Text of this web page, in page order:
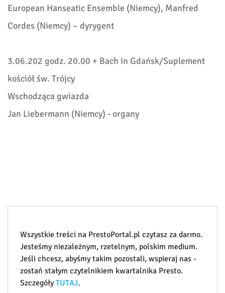
European Hanseatic Ensemble (Niemcy), Manfred
Cordes (Niemcy) – dyrygent
3.06.202 godz. 20.00 + Bach in Gdańsk/Suplement
kościół św. Trójcy
Wschodząca gwiazda
Jan Liebermann (Niemcy) - organy
Wszystkie treści na PrestoPortal.pl czytasz za darmo.
Jesteśmy niezależnym, rzetelnym, polskim medium.
Jeśli chcesz, abyśmy takim pozostali, wspieraj nas -
zostań stałym czytelnikiem kwartalnika Presto.
SzczegółyTUTAJ.